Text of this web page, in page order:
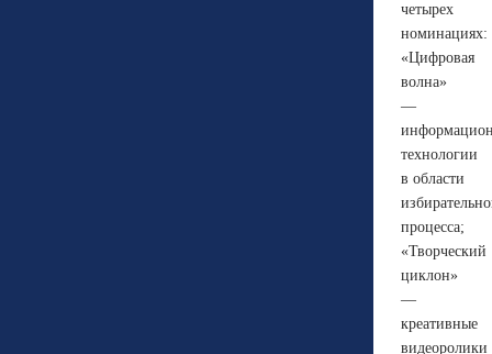
четырех
номинациях:
«Цифровая
волна»
—
технологии
в области
процесса;
«Творческий
циклон»
—
креативные
видеоролики